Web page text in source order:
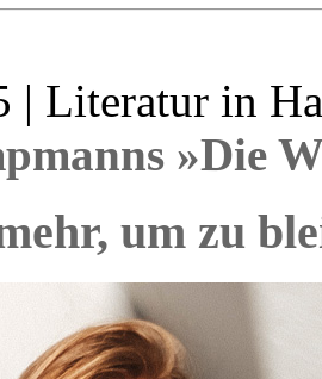
| Literatur in
»Die
um zu